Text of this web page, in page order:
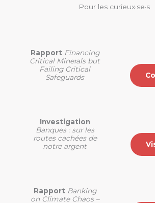
Pour les curieux·se·s
Rapport Financing
Critical Minerals but
Failing Critical
Safeguards
Investigation
Banques : sur les
routes cachées de
notre argent
Rapport Banking
on Climate Chaos –